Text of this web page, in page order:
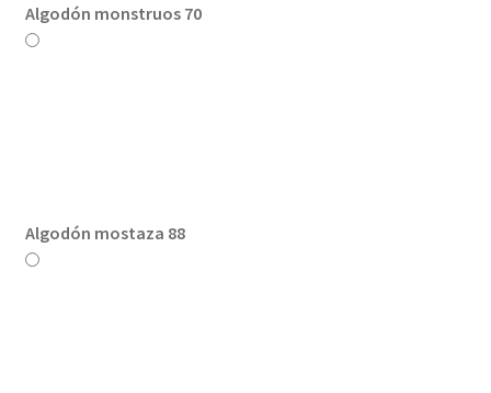
Algodón monstruos 70
Algodón mostaza 88